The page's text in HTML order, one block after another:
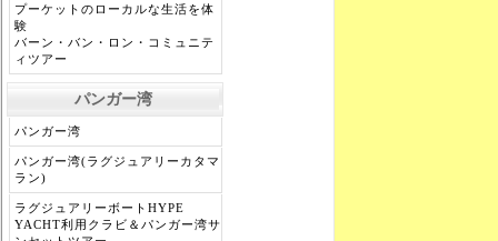
プーケットのローカルな生活を体
験
バーン・バン・ロン・コミュニテ
ィツアー
パンガー湾
パンガー湾
パンガー湾(ラグジュアリーカタマ
ラン)
ラグジュアリーボートHYPE
YACHT利用クラビ＆パンガー湾サ